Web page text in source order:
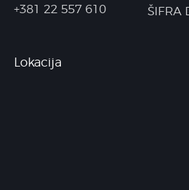
+381 22 557 610
ŠIFRA
Lokacija